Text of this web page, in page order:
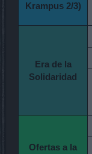
Krampus 2/3)
Era de la
Solidaridad
Ofertas a la